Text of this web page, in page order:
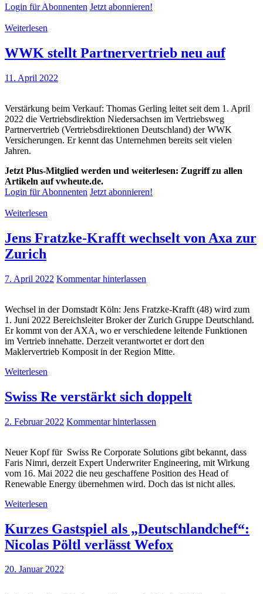
Login für Abonnenten Jetzt abonnieren!
Weiterlesen
WWK stellt Partnervertrieb neu auf
11. April 2022
Verstärkung beim Verkauf: Thomas Gerling leitet seit dem 1. April
2022 die Vertriebsdirektion Niedersachsen im Vertriebsweg
Partnervertrieb (Vertriebsdirektionen Deutschland) der WWK
Versicherungen. Er kennt das Unternehmen bereits seit vielen
Jahren.
Jetzt Plus-Mitglied werden und weiterlesen: Zugriff zu allen
Artikeln auf vwheute.de.
Login für Abonnenten Jetzt abonnieren!
Weiterlesen
Jens Fratzke-Krafft wechselt von Axa zur
Zurich
7. April 2022 Kommentar hinterlassen
Wechsel in der Domstadt Köln: Jens Fratzke-Krafft (48) wird zum
1. Juni 2022 Bereichsleiter Broker der Zurich Gruppe Deutschland.
Er kommt von der AXA, wo er verschiedene leitende Funktionen
im Vertrieb innehatte. Derzeit verantwortet er dort den
Maklervertrieb Komposit in der Region Mitte.
Weiterlesen
Swiss Re verstärkt sich doppelt
2. Februar 2022 Kommentar hinterlassen
Neuer Kopf für Swiss Re Corporate Solutions gibt bekannt, dass
Faris Nimri, derzeit Expert Underwriter Engineering, mit Wirkung
vom 16. Mai 2022 die neu geschaffene Position des Head of
Renewable Energy übernehmen wird. Doch das ist nicht alles.
Weiterlesen
Kurzes Gastspiel als „Deutschlandchef“:
Nicolas Pöltl verlässt Wefox
20. Januar 2022